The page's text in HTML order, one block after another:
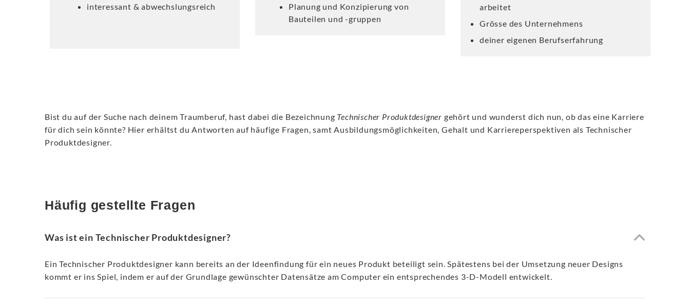
interessant & abwechslungsreich
Planung und Konzipierung von
Bauteilen und -gruppen
arbeitet
Grösse des Unternehmens
deiner eigenen Berufserfahrung
Bist du auf der Suche nach deinem Traumberuf, hast dabei die Bezeichnung Technischer Produktdesigner gehört und wunderst dich nun, ob das eine Karriere
für dich sein könnte? Hier erhältst du Antworten auf häufige Fragen, samt Ausbildungsmöglichkeiten, Gehalt und Karriereperspektiven als Technischer
Produktdesigner.
Häufig gestellte Fragen
Was ist ein Technischer Produktdesigner?
Ein Technischer Produktdesigner kann bereits an der Ideenfindung für ein neues Produkt beteiligt sein. Spätestens bei der Umsetzung neuer Designs
kommt er ins Spiel, indem er auf der Grundlage gewünschter Datensätze am Computer ein entsprechendes 3-D-Modell entwickelt.